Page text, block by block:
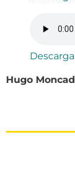
Hugo